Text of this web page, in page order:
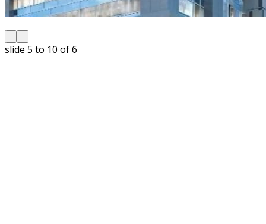
slide 5 to 10 of 6